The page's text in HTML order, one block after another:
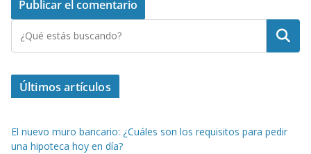
Buscar
Últimos artículos
El nuevo muro bancario: ¿Cuáles son los requisitos para pedir
una hipoteca hoy en día?